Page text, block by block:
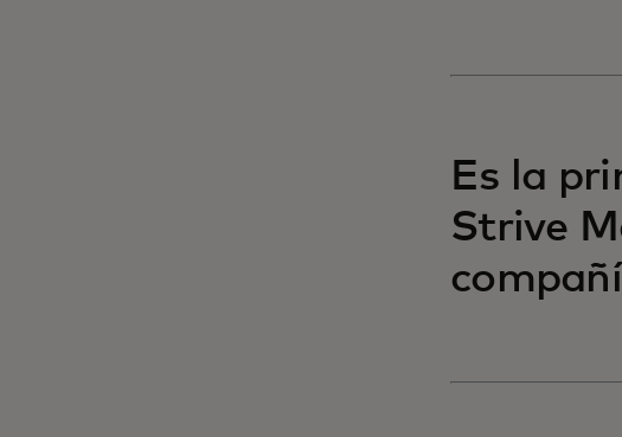
Es la
Strive